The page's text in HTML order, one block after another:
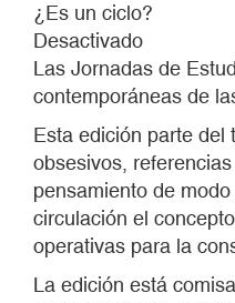
¿Es un ciclo?
Desactivado
Las Jornadas de
contemporáneas de
Esta edición parte del
obsesivos,
pensamiento de
circulación el
operativas para la
La edición está